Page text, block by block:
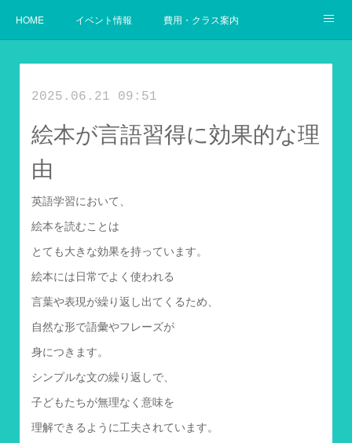
HOME イベント情報 費用・クラス案内
2025.06.21 09:51
絵本が言語習得に効果的な理
由
英語学習において、
絵本を読むことは
とても大きな効果を持っています。
絵本には日常でよく使われる
言葉や表現が繰り返し出てくるため、
自然な形で語彙やフレーズが
身につきます。
シンプルな文の繰り返しで、
子どもたちが無理なく意味を
理解できるように工夫されています。